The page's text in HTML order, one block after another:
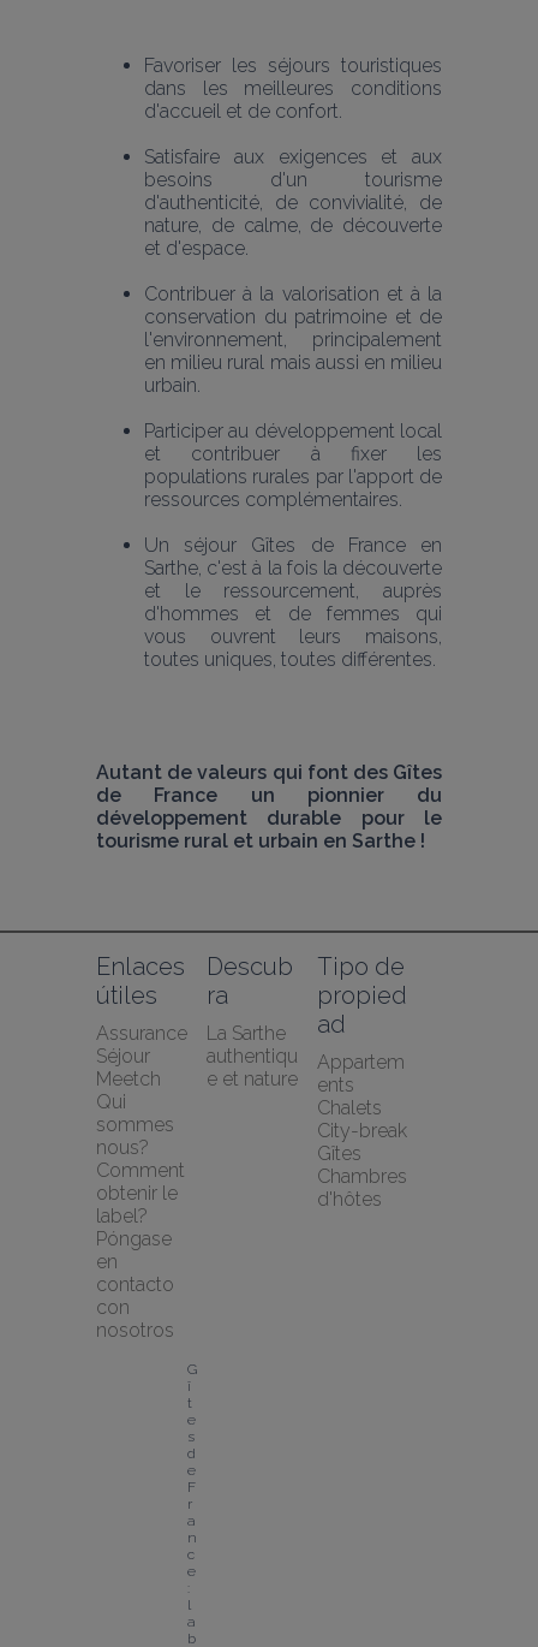
Favoriser les séjours touristiques
dans les meilleures conditions
d'accueil et de confort.
Satisfaire aux exigences et aux
besoins d'un tourisme
d'authenticité, de convivialité, de
nature, de calme, de découverte
et d'espace.
Contribuer à la valorisation et à la
conservation du patrimoine et de
l'environnement, principalement
en milieu rural mais aussi en milieu
urbain.
Participer au développement local
et contribuer à fixer les
populations rurales par l'apport de
ressources complémentaires.
Un séjour Gîtes de France en
Sarthe, c'est à la fois la découverte
et le ressourcement, auprès
d'hommes et de femmes qui
vous ouvrent leurs maisons,
toutes uniques, toutes différentes.
Autant de valeurs qui font des Gîtes
de France un pionnier du
développement durable pour le
tourisme rural et urbain en Sarthe !
Enlaces
útiles
Assurance
Séjour
Meetch
Qui
sommes
nous?
Comment
obtenir le
label?
Póngase
en
contacto
con
nosotros
Descub
ra
La Sarthe
authentiqu
e et nature
Tipo de
propied
ad
Appartem
ents
Chalets
City-break
Gîtes
Chambres
d'hôtes
G
î
t
e
s
d
e
F
r
a
n
c
e
:
l
a
b